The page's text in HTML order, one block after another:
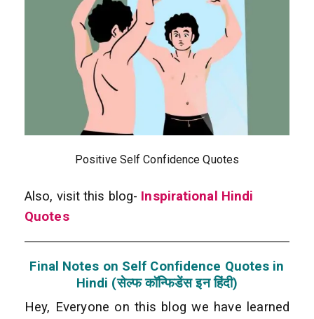
Positive Self Confidence Quotes
Also, visit this blog- Inspirational Hindi
Quotes
Final Notes on Self Confidence Quotes in
Hindi (सेल्फ कॉन्फिडेंस इन हिंदी)
Hey, Everyone on this blog we have learned